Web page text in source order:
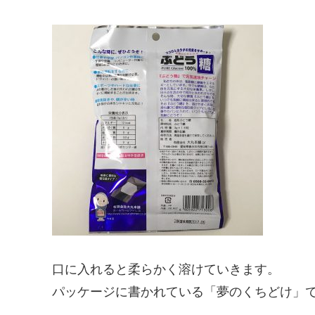
口に入れると柔らかく溶けていきます。
パッケージに書かれている「夢のくちどけ」